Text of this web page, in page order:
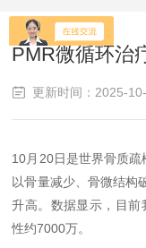
PMR微循环治
更新时间：2025-
10月 20日是世界骨质疏
以骨量减少、骨微结构
升高。数据显示，目前
性约7000万。